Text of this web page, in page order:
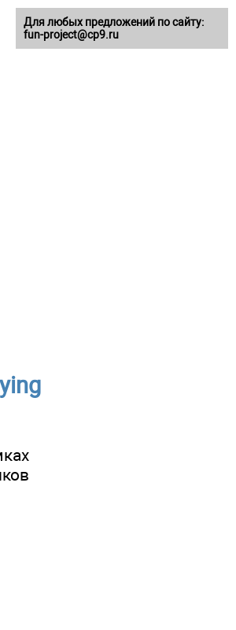
Для любых предложений по сайту:
fun-project@cp9.ru